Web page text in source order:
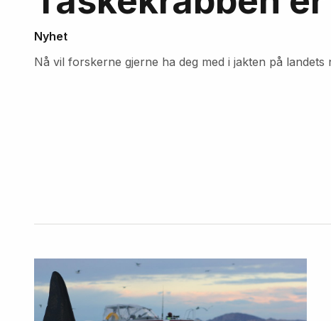
Nyhet
Nå vil forskerne gjerne ha deg med i jakten på
Fremhevede
artikler